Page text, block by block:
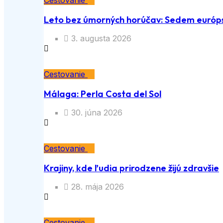
Leto bez úmorných horúčav: Sedem
3. augusta 2026
Cestovanie
Málaga: Perla Costa del Sol
30. júna 2026
Cestovanie
Krajiny, kde ľudia prirodzene žijú zdravšie
28. mája 2026